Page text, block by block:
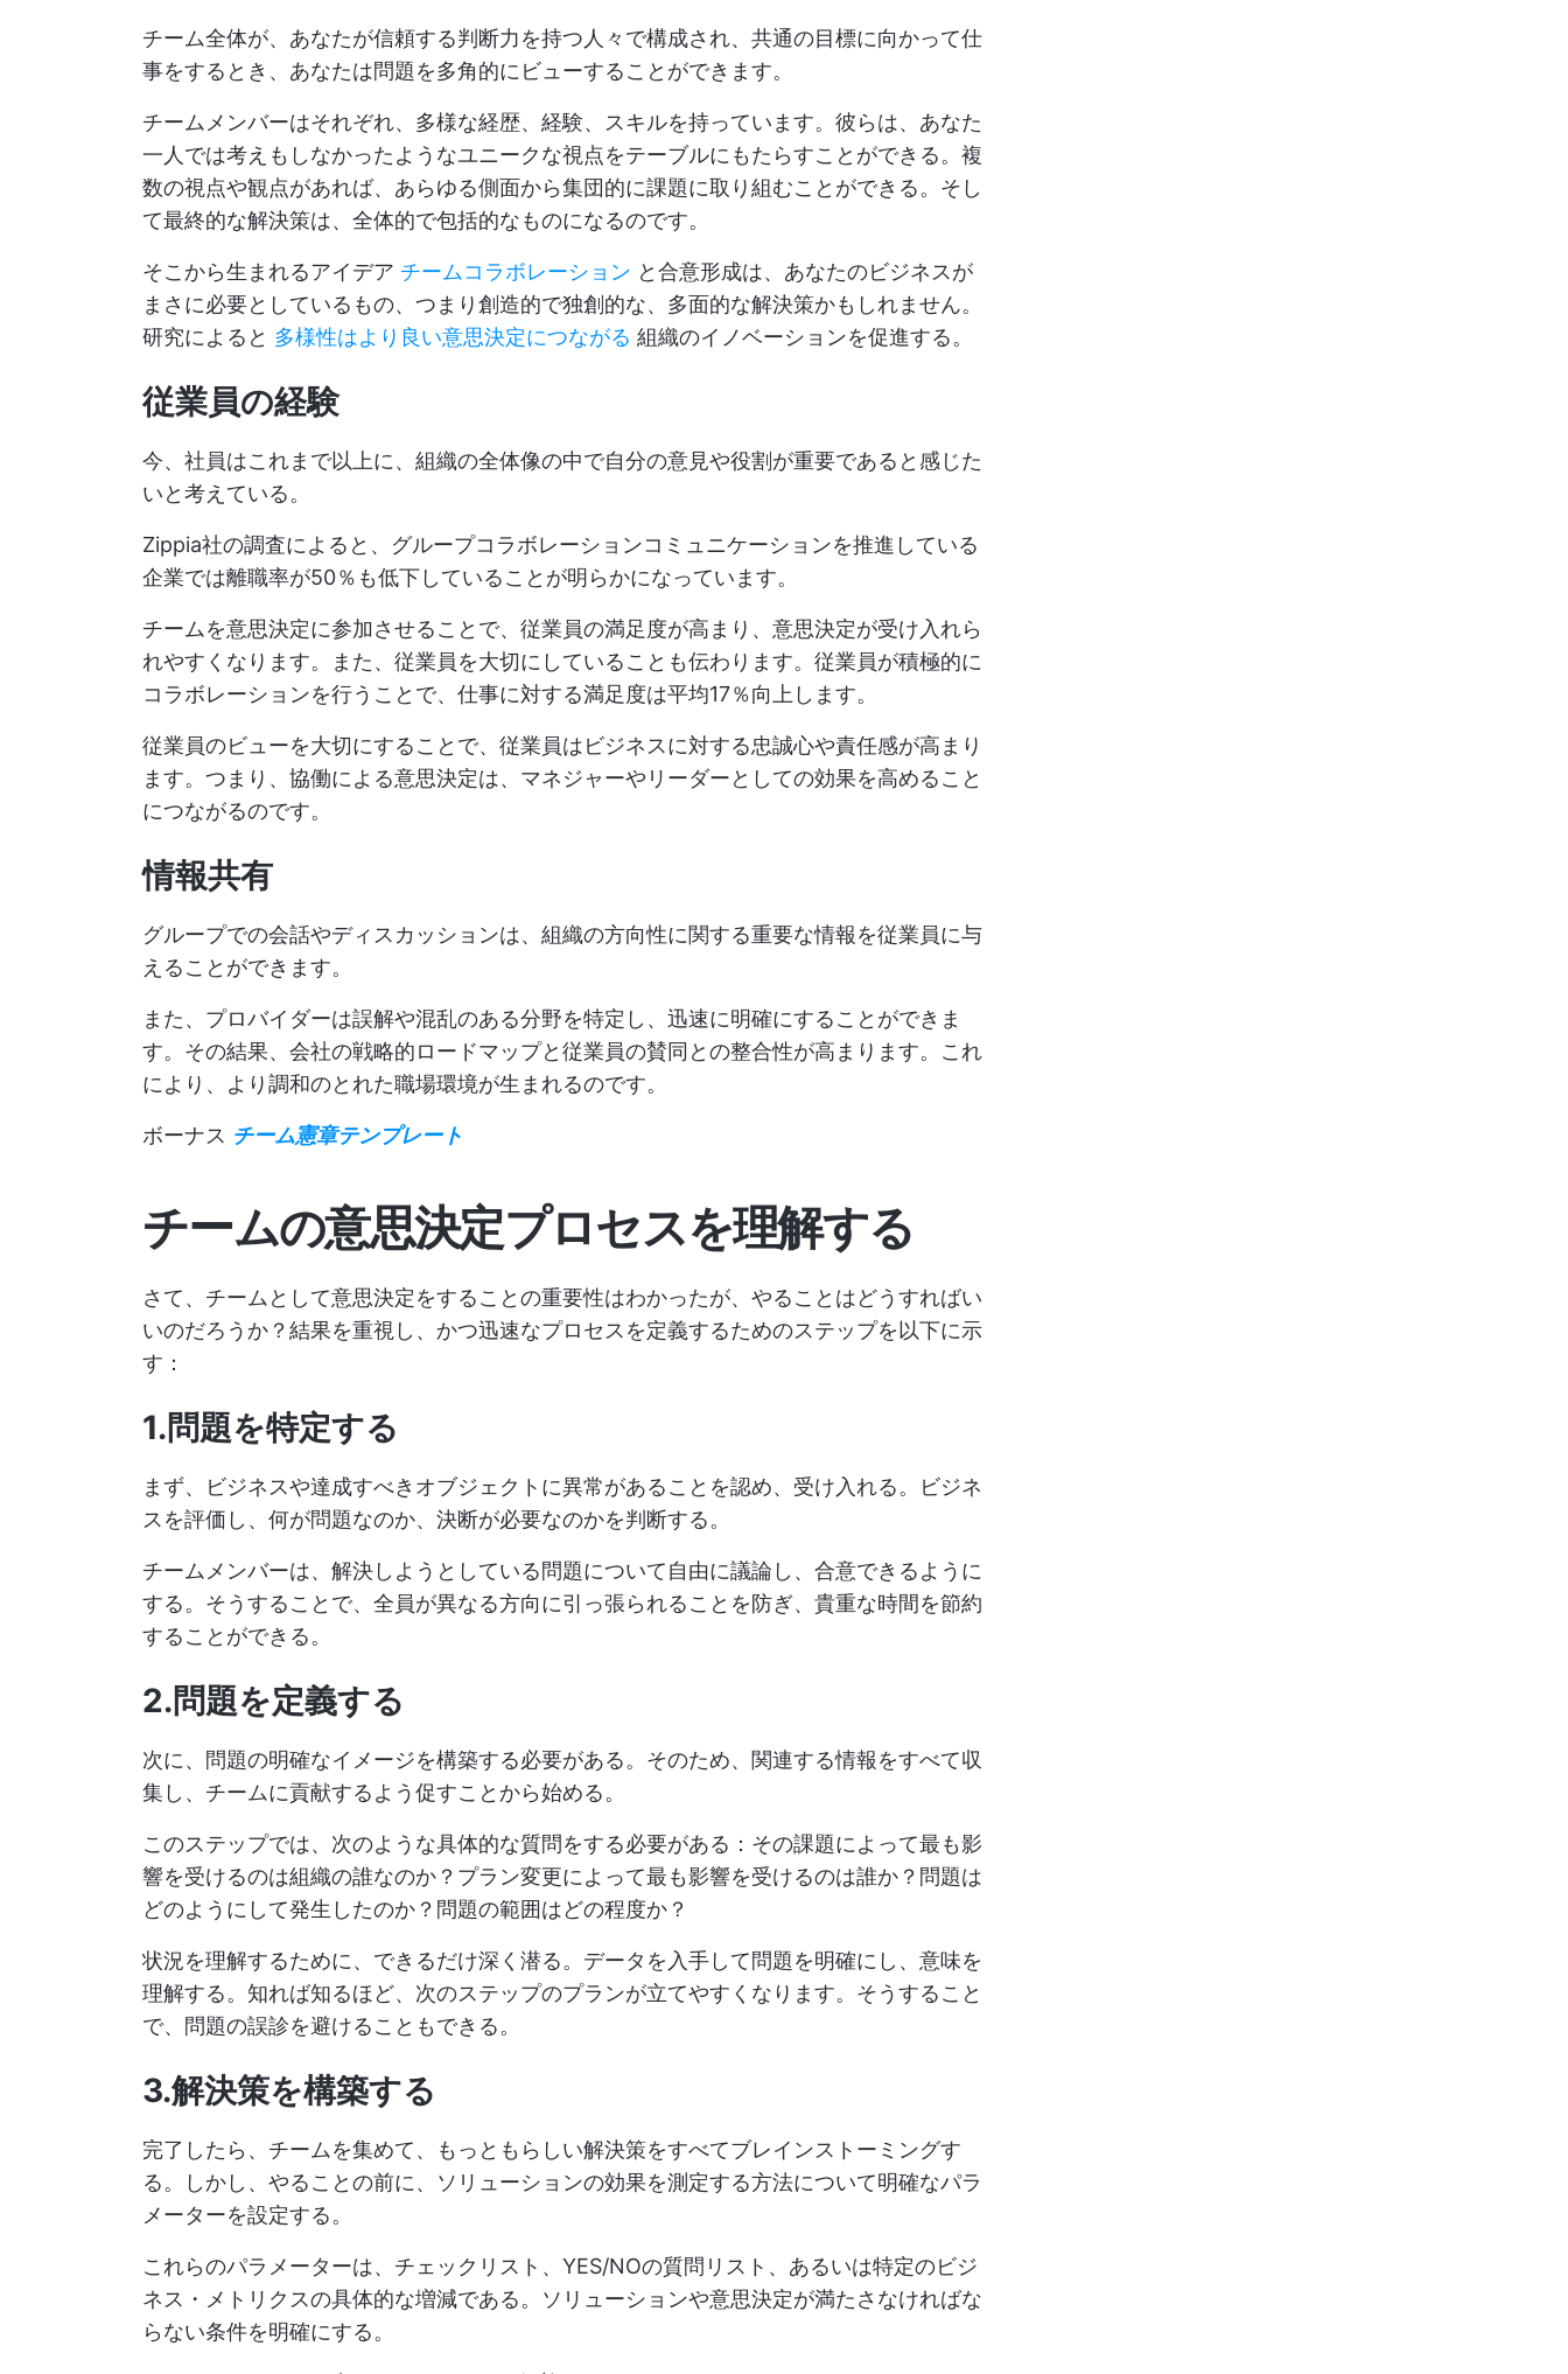
チーム全体が、あなたが信頼する判断力を持つ人々で構成され、共通の目標に向かって仕
事をするとき、あなたは問題を多角的にビューすることができます。
チームメンバーはそれぞれ、多様な経歴、経験、スキルを持っています。彼らは、あなた
一人では考えもしなかったようなユニークな視点をテーブルにもたらすことができる。複
数の視点や観点があれば、あらゆる側面から集団的に課題に取り組むことができる。そし
て最終的な解決策は、全体的で包括的なものになるのです。
そこから生まれるアイデア チームコラボレーション と合意形成は、あなたのビジネスが
まさに必要としているもの、つまり創造的で独創的な、多面的な解決策かもしれません。
研究によると 多様性はより良い意思決定につながる 組織のイノベーションを促進する。
従業員の経験
今、社員はこれまで以上に、組織の全体像の中で自分の意見や役割が重要であると感じた
いと考えている。
Zippia社の調査によると、グループコラボレーションコミュニケーションを推進している
企業では離職率が50％も低下していることが明らかになっています。
チームを意思決定に参加させることで、従業員の満足度が高まり、意思決定が受け入れら
れやすくなります。また、従業員を大切にしていることも伝わります。従業員が積極的に
コラボレーションを行うことで、仕事に対する満足度は平均17％向上します。
従業員のビューを大切にすることで、従業員はビジネスに対する忠誠心や責任感が高まり
ます。つまり、協働による意思決定は、マネジャーやリーダーとしての効果を高めること
につながるのです。
情報共有
グループでの会話やディスカッションは、組織の方向性に関する重要な情報を従業員に与
えることができます。
また、プロバイダーは誤解や混乱のある分野を特定し、迅速に明確にすることができま
す。その結果、会社の戦略的ロードマップと従業員の賛同との整合性が高まります。これ
により、より調和のとれた職場環境が生まれるのです。
ボーナス チーム憲章テンプレート
チームの意思決定プロセスを理解する
さて、チームとして意思決定をすることの重要性はわかったが、やることはどうすればい
いのだろうか？結果を重視し、かつ迅速なプロセスを定義するためのステップを以下に示
す：
1.問題を特定する
まず、ビジネスや達成すべきオブジェクトに異常があることを認め、受け入れる。ビジネ
スを評価し、何が問題なのか、決断が必要なのかを判断する。
チームメンバーは、解決しようとしている問題について自由に議論し、合意できるように
する。そうすることで、全員が異なる方向に引っ張られることを防ぎ、貴重な時間を節約
することができる。
2.問題を定義する
次に、問題の明確なイメージを構築する必要がある。そのため、関連する情報をすべて収
集し、チームに貢献するよう促すことから始める。
このステップでは、次のような具体的な質問をする必要がある：その課題によって最も影
響を受けるのは組織の誰なのか？プラン変更によって最も影響を受けるのは誰か？問題は
どのようにして発生したのか？問題の範囲はどの程度か？
状況を理解するために、できるだけ深く潜る。データを入手して問題を明確にし、意味を
理解する。知れば知るほど、次のステップのプランが立てやすくなります。そうすること
で、問題の誤診を避けることもできる。
3.解決策を構築する
完了したら、チームを集めて、もっともらしい解決策をすべてブレインストーミングす
る。しかし、やることの前に、ソリューションの効果を測定する方法について明確なパラ
メーターを設定する。
これらのパラメーターは、チェックリスト、YES/NOの質問リスト、あるいは特定のビジ
ネス・メトリクスの具体的な増減である。ソリューションや意思決定が満たさなければな
らない条件を明確にする。